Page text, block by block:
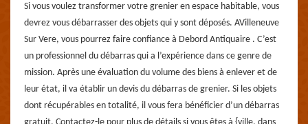
Si vous voulez transformer votre grenier en espace habitable, vous
devrez vous débarrasser des objets qui y sont déposés. AVilleneuve
Sur Vere, vous pourrez faire confiance à Debord Antiquaire . C’est
un professionnel du débarras qui a l’expérience dans ce genre de
mission. Après une évaluation du volume des biens à enlever et de
leur état, il va établir un devis du débarras de grenier. Si les objets
dont récupérables en totalité, il vous fera bénéficier d’un débarras